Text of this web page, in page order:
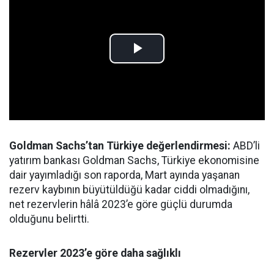
Goldman Sachs’tan Türkiye değerlendirmesi: ABD’li
yatırım bankası Goldman Sachs, Türkiye ekonomisine
dair yayımladığı son raporda, Mart ayında yaşanan
rezerv kaybının büyütüldüğü kadar ciddi olmadığını,
net rezervlerin hâlâ 2023’e göre güçlü durumda
olduğunu belirtti.
Rezervler 2023’e göre daha sağlıklı